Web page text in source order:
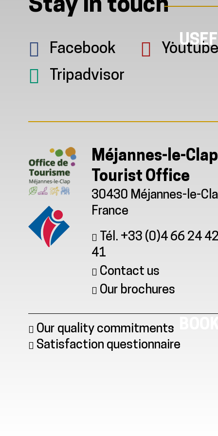
Stay in touch
Facebook
Youtube
Tripadvisor
Méjannes-le-Clap
Tourist Office
30430 Méjannes-le-
France
Tél. +33 (0)4 66 24
41
Contact us
Our brochures
Our quality commitments
Satisfaction questionnaire